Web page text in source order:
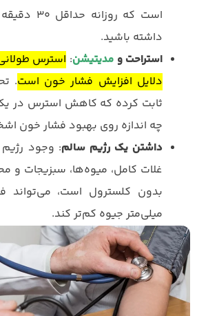
است که
داشته باشید.
استراحت و مدیتیشن: استرس
دلایل افزایش فشار خون است.
ثابت کرده که کاهش استرس در یک
چه اندازه روی بهبود فشار خون
داشتن یک رژیم سالم: وجود
غلات کامل، میوه‌ها، سبزیجات و
میلی‌متر جیوه کم‌تر کند.